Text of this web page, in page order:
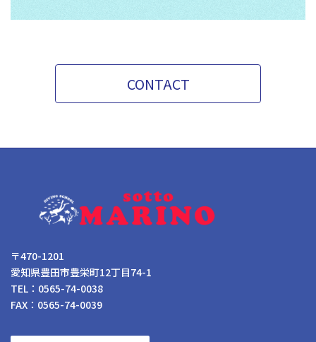
CONTACT
〒470-1201
愛知県豊田市豊栄町12丁目74-1
TEL：0565-74-0038
FAX：0565-74-0039